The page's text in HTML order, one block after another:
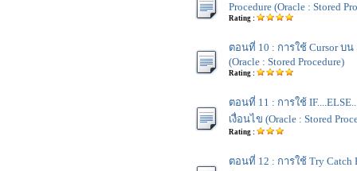
Procedure (Oracle : Stored
Rating :
ตอนที่ 10 : การใช้ Cursor บน
(Oracle : Stored Procedure)
Rating :
ตอนที่ 11 : การใช้
เงื่อนไข (Oracle : Stored
Rating :
ตอนที่ 12 : การใช้ Try